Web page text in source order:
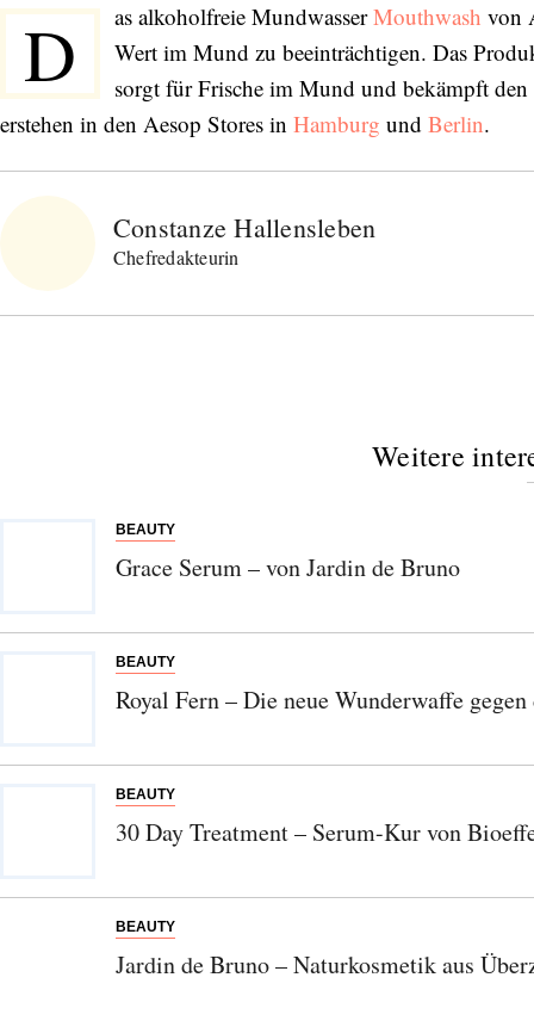
D as alkoholfreie MundwasserMouthwash von
Wert im Mund zu beeinträchtigen. Das
sorgt für Frische im Mund und bekämpft
erstehen in den Aesop Stores in Hamburg und Berlin.
Constanze Hallensleben
Chefredakteurin
Weitere
BEAUTY
Grace Serum – von Jardin de Bruno
BEAUTY
Royal Fern – Die neue Wunderwaffe
BEAUTY
30 Day Treatment – Serum-Kur von
BEAUTY
Jardin de Bruno – Naturkosmetik aus